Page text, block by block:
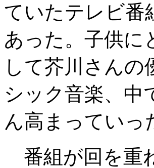
ていたテレビ番
あった。子供に
して芥川さん
シック音楽、中
ん高まっていっ
番組が回を重